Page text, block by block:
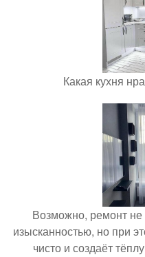
Какая кухня
Возможно, ремонт не
изысканностью, но при
чисто и создаёт